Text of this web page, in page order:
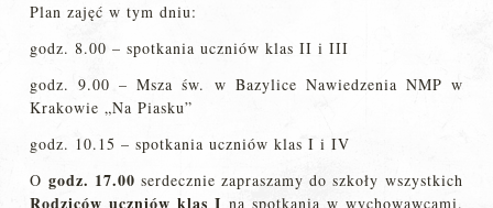
Plan zajęć w tym dniu:
godz. 8.00 – spotkania uczniów klas II i III
godz. 9.00 – Msza św. w Bazylice Nawiedzenia NMP w
Krakowie „Na Piasku”
godz. 10.15 – spotkania uczniów klas I i IV
O godz. 17.00 serdecznie zapraszamy do szkoły wszystkich
Rodziców uczniów klas I na spotkania w wychowawcami.